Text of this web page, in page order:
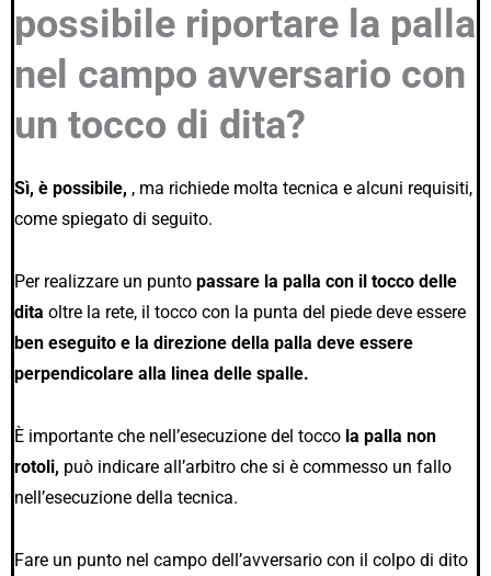
possibile riportare la palla
nel campo avversario con
un tocco di dita?
Sì, è possibile, , ma richiede molta tecnica e alcuni requisiti,
come spiegato di seguito.
Per realizzare un punto passare la palla con il tocco delle
dita oltre la rete, il tocco con la punta del piede deve essere
ben eseguito e la direzione della palla deve essere
perpendicolare alla linea delle spalle.
È importante che nell’esecuzione del tocco la palla non
rotoli, può indicare all’arbitro che si è commesso un fallo
nell’esecuzione della tecnica.
Fare un punto nel campo dell’avversario con il colpo di dito